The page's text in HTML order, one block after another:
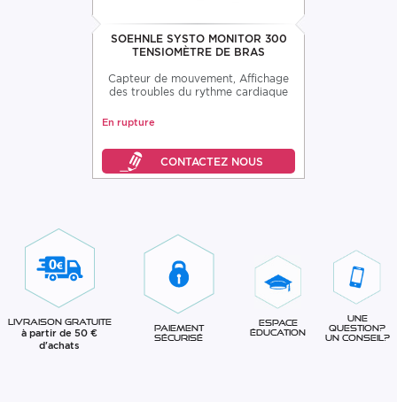
SOEHNLE SYSTO MONITOR 300
TENSIOMÈTRE DE BRAS
Capteur de mouvement, Affichage
des troubles du rythme cardiaque
En rupture
Livraison gratuite
à partir de 50 €
d'achats
Paiement
sécurisé
Espace
éducation
Une
question?
Un conseil?